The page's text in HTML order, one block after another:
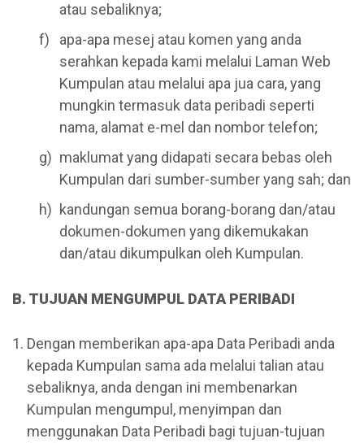
atau sebaliknya;
apa-apa mesej atau komen yang anda
serahkan kepada kami melalui Laman Web
Kumpulan atau melalui apa jua cara, yang
mungkin termasuk data peribadi seperti
nama, alamat e-mel dan nombor telefon;
maklumat yang didapati secara bebas oleh
Kumpulan dari sumber-sumber yang sah; dan
kandungan semua borang-borang dan/atau
dokumen-dokumen yang dikemukakan
dan/atau dikumpulkan oleh Kumpulan.
B. TUJUAN MENGUMPUL DATA PERIBADI
Dengan memberikan apa-apa Data Peribadi anda
kepada Kumpulan sama ada melalui talian atau
sebaliknya, anda dengan ini membenarkan
Kumpulan mengumpul, menyimpan dan
menggunakan Data Peribadi bagi tujuan-tujuan